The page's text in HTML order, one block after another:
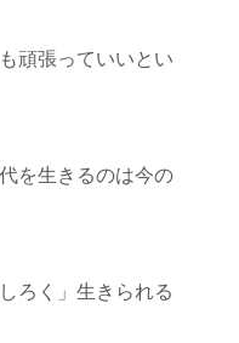
頑張っていいとい
を生きるのは今の
ろく」生きられる